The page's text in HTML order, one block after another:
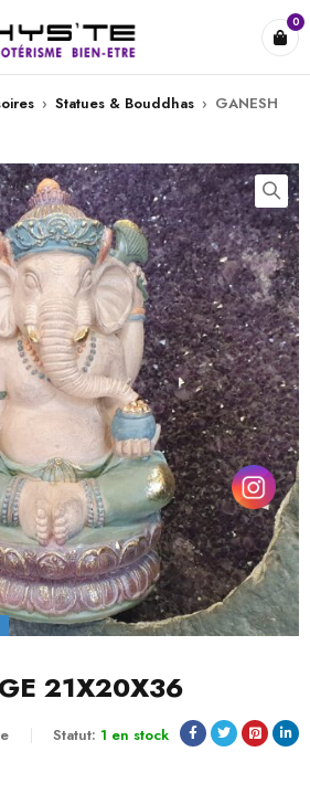
0
› Statues & Bouddhas › GANESH
21X20X36
Statut: 1 en stock